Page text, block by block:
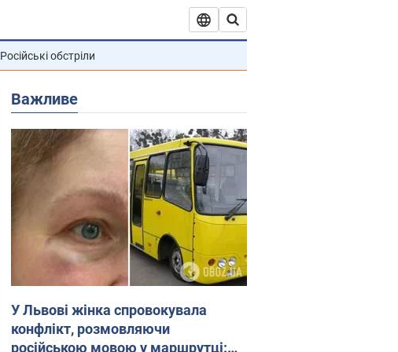
Російські обстріли
Важливе
У Львові жінка спровокувала
конфлікт, розмовляючи
російською мовою у маршрутці: